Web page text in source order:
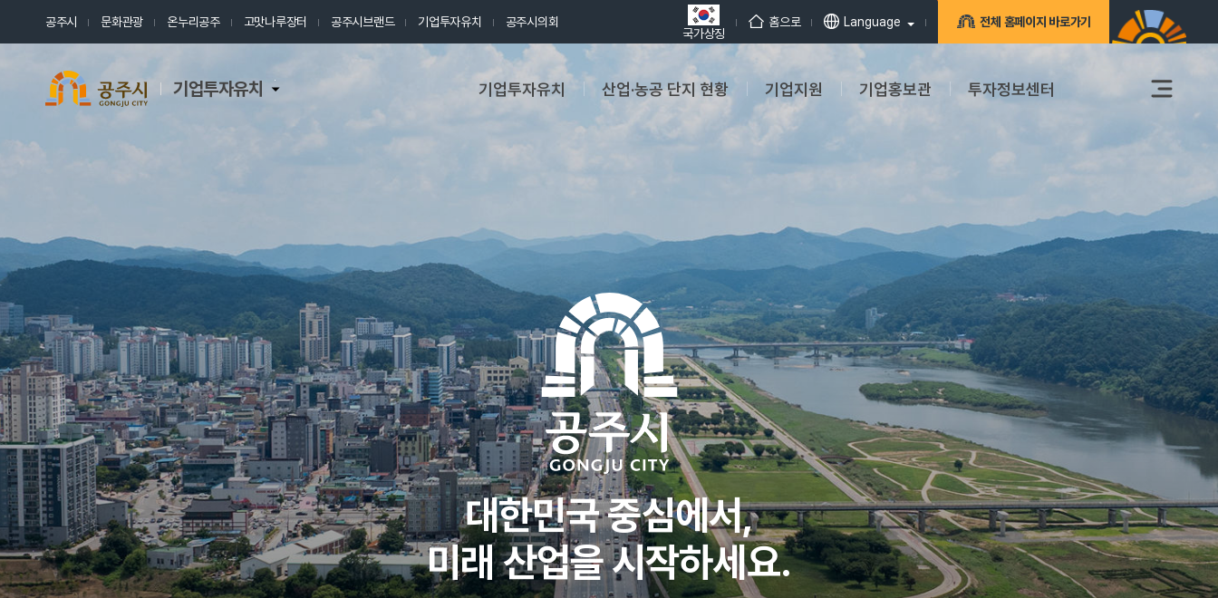
공주시 문화관광 온누리공주 고맛나루장터 공주시브랜드 기업투자유치
공주시의회
국가상징
홈으로 Language 전체 홈페이지 바로가기
기업투자유치 기업투자유치 산업·농공 단지 현황 기업지원 기업홍보관 투자정보센터
대한민국 중심에서,
미래 산업을 시작하세요.
대한민국 중심에서,
미래 산업을 시작하세요.
대한민국 중심에서,
미래 산업을 시작하세요.
대한민국 중심에서,
미래 산업을 시작하세요.